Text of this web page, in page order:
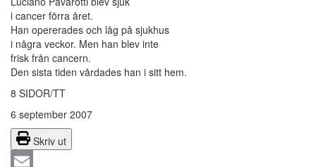
i cancer förra året.
Han opererades och låg på sjukhus
i några veckor. Men han blev inte
frisk från cancern.
Den sista tiden vårdades han i sitt hem.
8 SIDOR/TT
6 september 2007
Skriv ut